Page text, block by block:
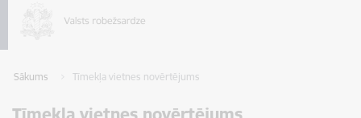
Sākums Tīmekļa vietnes novērtējums